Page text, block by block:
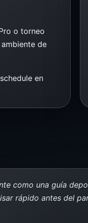
o torneo
de
en
como una guía
rápido antes del